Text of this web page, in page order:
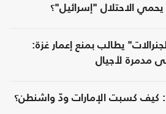
الاحتلال "إسرائيل"؟
يطالب بمنع إعمار غزة:
مدمرة لأجيال
كيف كسبت الإمارات ودّ واشنطن؟